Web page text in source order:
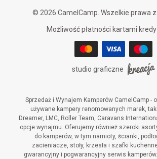
© 2026 CamelCamp. Wszelkie prawa
Możliwość płatności kartami
studio graficzne
Sprzedaż i Wynajem Kamperów CamelCamp -
używane kampery renomowanych marek,
Dreamer, LMC, Roller Team, Caravans
opcje wynajmu. Oferujemy również szeroki
do kamperów, w tym namioty, ścianki,
zacieniacze, stoły, krzesła i szafki
gwarancyjny i pogwarancyjny serwis